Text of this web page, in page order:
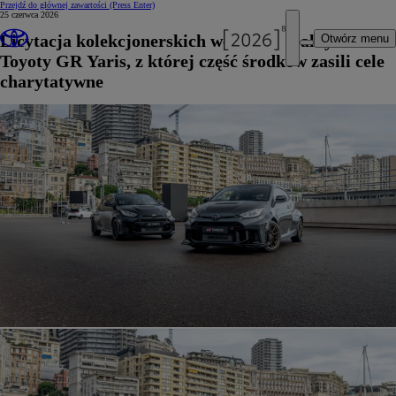
Przejdź do głównej zawartości (Press Enter)
Otwórz menu
25 czerwca 2026
Licytacja kolekcjonerskich wersji specjalnych
Toyoty GR Yaris, z której część środków zasili cele
charytatywne